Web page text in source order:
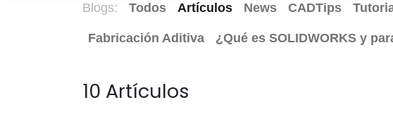
Blogs: Todos Artículos News CADTips
Fabricación Aditiva ¿Qué es SOLIDWORKS y
10 Artículos